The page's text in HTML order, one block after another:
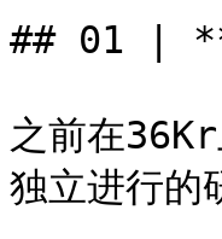
## 01 | **
之前在
独立进行的